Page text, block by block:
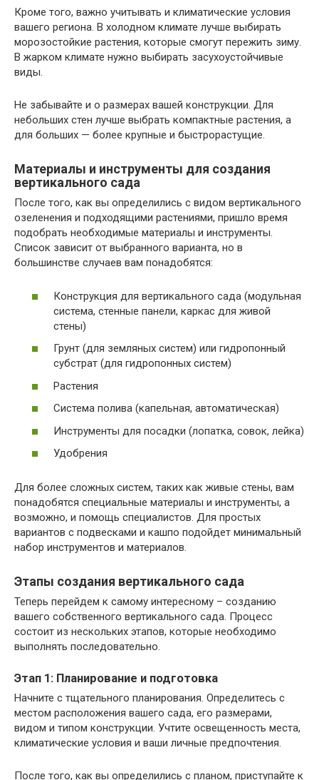
Кроме того, важно учитывать и климатические условия
вашего региона. В холодном климате лучше выбирать
морозостойкие растения, которые смогут пережить зиму.
В жарком климате нужно выбирать засухоустойчивые
виды.
Не забывайте и о размерах вашей конструкции. Для
небольших стен лучше выбрать компактные растения, а
для больших — более крупные и быстрорастущие.
Материалы и инструменты для создания
вертикального сада
После того, как вы определились с видом вертикального
озеленения и подходящими растениями, пришло время
подобрать необходимые материалы и инструменты.
Список зависит от выбранного варианта, но в
большинстве случаев вам понадобятся:
Конструкция для вертикального сада (модульная
система, стенные панели, каркас для живой
стены)
Грунт (для земляных систем) или гидропонный
субстрат (для гидропонных систем)
Растения
Система полива (капельная, автоматическая)
Инструменты для посадки (лопатка, совок, лейка)
Удобрения
Для более сложных систем, таких как живые стены, вам
понадобятся специальные материалы и инструменты, а
возможно, и помощь специалистов. Для простых
вариантов с подвесками и кашпо подойдет минимальный
набор инструментов и материалов.
Этапы создания вертикального сада
Теперь перейдем к самому интересному – созданию
вашего собственного вертикального сада. Процесс
состоит из нескольких этапов, которые необходимо
выполнять последовательно.
Этап 1: Планирование и подготовка
Начните с тщательного планирования. Определитесь с
местом расположения вашего сада, его размерами,
видом и типом конструкции. Учтите освещенность места,
климатические условия и ваши личные предпочтения.
После того, как вы определились с планом, приступайте к